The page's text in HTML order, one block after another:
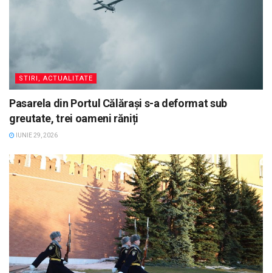
STIRI, ACTUALITATE
Pasarela din Portul Călărași s-a deformat sub
greutate, trei oameni răniți
IUNIE 29, 2026